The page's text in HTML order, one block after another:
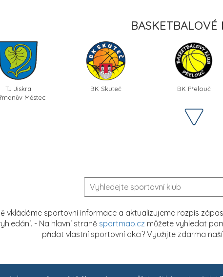
BASKETBALOVÉ
TJ Jiskra
Městec
BK Skuteč BK Přelouč
vkládáme sportovní informace a aktualizujeme rozpis
- Na hlavní straně sportmap.cz můžete vyhledat
přidat vlastní sportovní akci? Využijte zdarma naší